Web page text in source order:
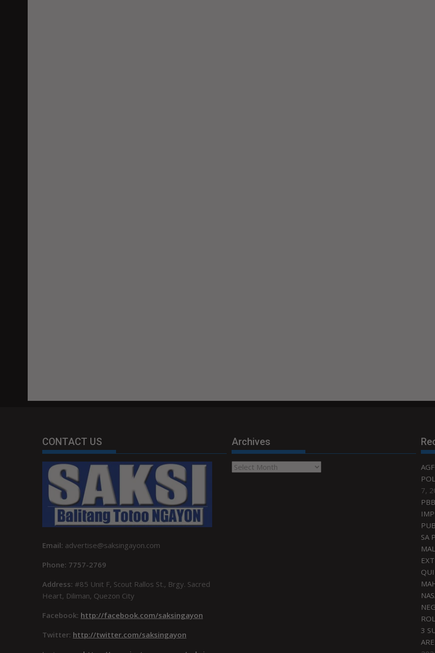
CONTACT US
Email: advertise@saksingayon.com
Phone: 7757-2769
Address: #85 Unit F, Scout Rallos St., Brgy. Sacred
Heart, Diliman, Quezon City
Facebook: http://facebook.com/saksingayon
Twitter: http://twitter.com/saksingayon
Archives
Archives
7,
SA
3